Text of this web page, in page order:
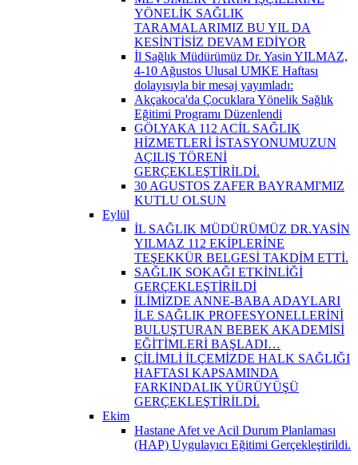
YÖNELİK SAĞLIK
TARAMALARIMIZ BU YIL DA
KESİNTİSİZ DEVAM EDİYOR
İl Sağlık Müdürümüz Dr. Yasin YILMAZ,
4-10 Ağustos Ulusal UMKE Haftası
dolayısıyla bir mesaj yayımladı:
Akçakoca'da Çocuklara Yönelik Sağlık
Eğitimi Programı Düzenlendi
GÖLYAKA 112 ACİL SAĞLIK
HİZMETLERİ İSTASYONUMUZUN
AÇILIŞ TÖRENİ
GERÇEKLEŞTİRİLDİ.
30 AGUSTOS ZAFER BAYRAMI'MIZ
KUTLU OLSUN
Eylül
İL SAĞLIK MÜDÜRÜMÜZ DR.YASİN
YILMAZ 112 EKİPLERİNE
TEŞEKKÜR BELGESİ TAKDİM ETTİ.
SAĞLIK SOKAĞI ETKİNLİĞİ
GERÇEKLEŞTİRİLDİ
İLİMİZDE ANNE-BABA ADAYLARI
İLE SAĞLIK PROFESYONELLERİNİ
BULUŞTURAN BEBEK AKADEMİSİ
EĞİTİMLERİ BAŞLADI…
ÇİLİMLİ İLÇEMİZDE HALK SAĞLIĞI
HAFTASI KAPSAMINDA
FARKINDALIK YÜRÜYÜŞÜ
GERÇEKLEŞTİRİLDİ.
Ekim
Hastane Afet ve Acil Durum Planlaması
(HAP) Uygulayıcı Eğitimi Gerçekleştirildi.